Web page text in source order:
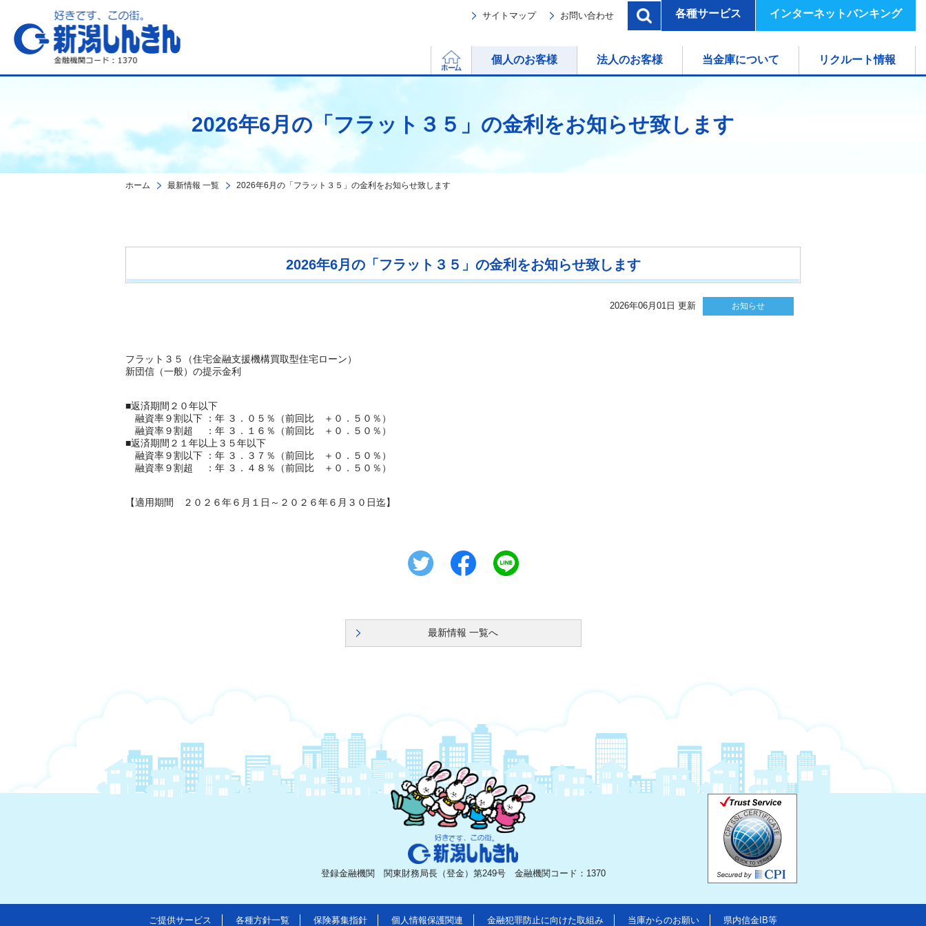
サイトマップ お問い合わせ 検索各種サービス インターネットバンキング
ホーム個人のお客様 法人のお客様 当金庫について リクルート情報
2026年6月の「フラット３５」の金利をお知らせ致します
ホーム 最新情報 一覧 2026年6月の「フラット３５」の金利をお知らせ致します
2026年6月の「フラット３５」の金利をお知らせ致します
2026年06月01日 更新 お知らせ
フラット３５（住宅金融支援機構買取型住宅ローン）
新団信（一般）の提示金利
■返済期間２０年以下
融資率９割以下 ：年 ３．０５％（前回比 ＋０．５０％）
融資率９割超 ：年 ３．１６％（前回比 ＋０．５０％）
■返済期間２１年以上３５年以下
融資率９割以下 ：年 ３．３７％（前回比 ＋０．５０％）
融資率９割超 ：年 ３．４８％（前回比 ＋０．５０％）
【適用期間 ２０２６年６月１日～２０２６年６月３０日迄】
最新情報 一覧へ
登録金融機関 関東財務局長（登金）第249号 金融機関コード：1370
ご提供サービス 各種方針一覧 保険募集指針 個人情報保護関連 金融犯罪防止に向けた取組み 当庫からのお願い 県内信金IB等